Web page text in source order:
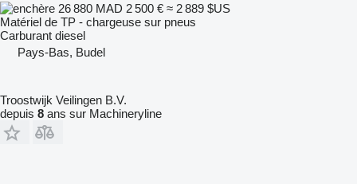
26 880 MAD 2 500 € ≈ 2 889 $US
Matériel de TP - chargeuse sur pneus
Carburant diesel
Pays-Bas, Budel
Troostwijk Veilingen B.V.
depuis 8 ans sur Machineryline